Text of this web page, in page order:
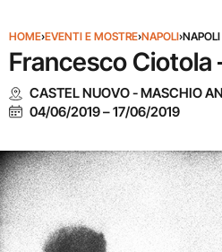
HOME›EVENTI E MOSTRE›NAPOLI›NAPOLI
Francesco Ciotola
CASTEL NUOVO - MASCHIO
04/06/2019–17/06/2019